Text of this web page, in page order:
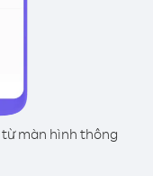
màn hình thông